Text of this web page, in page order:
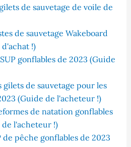
de sauvetage de voile de
de sauvetage Wakeboard
!)
gonflables de 2023 (Guide
gilets de sauvetage pour les
(Guide de l'acheteur !)
de natation gonflables
l'acheteur !)
de pêche gonflables de 2023